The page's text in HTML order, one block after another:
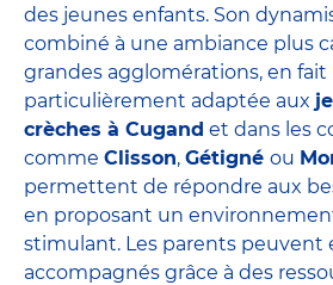
des jeunes enfants. Son
combiné à une ambiance plus
grandes agglomérations, en
particulièrement adaptée aux
crèches à Cugand et dans les
comme Clisson, Gétigné ou
permettent de répondre aux
en proposant un
stimulant. Les parents peuvent
accompagnés grâce à des